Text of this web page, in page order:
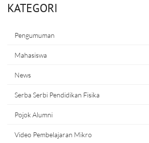
KATEGORI
Pengumuman
Mahasiswa
News
Serba Serbi Pendidikan Fisika
Pojok Alumni
Video Pembelajaran Mikro